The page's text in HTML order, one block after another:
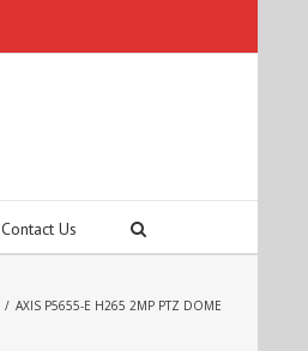
Contact Us
/ AXIS P5655-E H265 2MP PTZ DOME